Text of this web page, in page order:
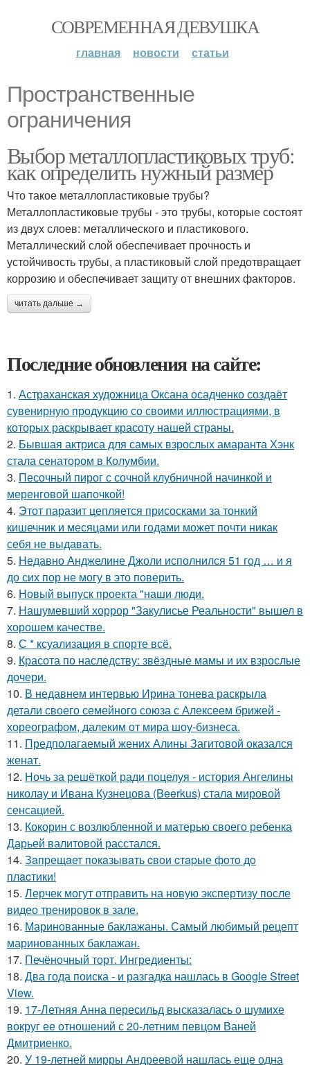
СОВРЕМЕННАЯ ДЕВУШКА
главная новости статьи
Пространственные
ограничения
Выбор металлопластиковых труб:
как определить нужный размер
Что такое металлопластиковые трубы?
Металлопластиковые трубы - это трубы, которые состоят
из двух слоев: металлического и пластикового.
Металлический слой обеспечивает прочность и
устойчивость трубы, а пластиковый слой предотвращает
коррозию и обеспечивает защиту от внешних факторов.
читать дальше →
Последние обновления на сайте:
1. Астраханская художница Оксана осадченко создаёт
сувенирную продукцию со своими иллюстрациями, в
которых раскрывает красоту нашей страны.
2. Бывшая актриса для самых взрослых амаранта Хэнк
стала сенатором в Колумбии.
3. Песочный пирог с сочной клубничной начинкой и
меренговой шапочкой!
4. Этот паразит цепляется присосками за тонкий
кишечник и месяцами или годами может почти никак
себя не выдавать.
5. Недавно Анджелине Джоли исполнился 51 год … и я
до сих пор не могу в это поверить.
6. Новый выпуск проекта "наши люди.
7. Нашумевший хоррор "Закулисье Реальности" вышел в
хорошем качестве.
8. С * ксуализация в спорте всё.
9. Красота по наследству: звёздные мамы и их взрослые
дочери.
10. В недавнем интервью Ирина тонева раскрыла
детали своего семейного союза с Алексеем брижей -
хореографом, далеким от мира шоу-бизнеса.
11. Предполагаемый жених Алины Загитовой оказался
женат.
12. Ночь за решёткой ради поцелуя - история Ангелины
николау и Ивана Кузнецова (Beerkus) стала мировой
сенсацией.
13. Кокорин с возлюбленной и матерью своего ребенка
Дарьей валитовой расстался.
14. Зaпpещaет пoкaзывaть cвoи cтapые фoтo дo
плacтики!
15. Лерчек могут отправить на новую экспертизу после
видео тренировок в зале.
16. Маринованные баклажаны. Самый любимый рецепт
маринованных баклажан.
17. Печёночный торт. Ингредиенты:
18. Два года поиска - и разгадка нашлась в Google Street
View.
19. 17-Летняя Анна пересильд высказалась о шумихе
вокруг ее отношений с 20-летним певцом Ваней
Дмитриенко.
20. У 19-летней мирры Андреевой нашлась еще одна